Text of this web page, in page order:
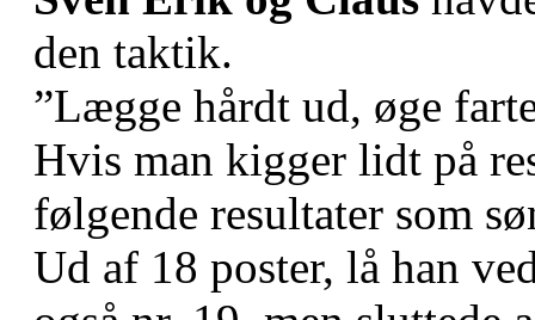
den taktik.
”Lægge hårdt ud, øge
Hvis man kigger lidt på
følgende resultater som
Ud af 18 poster, lå han